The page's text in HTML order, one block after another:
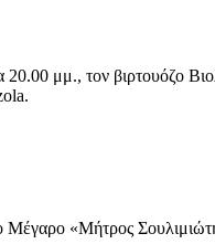
μμ., τον βιρτουόζο
«Μήτρος